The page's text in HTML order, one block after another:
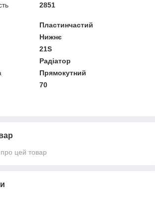
2851
Пластинчастий
Нижнє
21S
Радіатор
Прямокутний
70
цей товар